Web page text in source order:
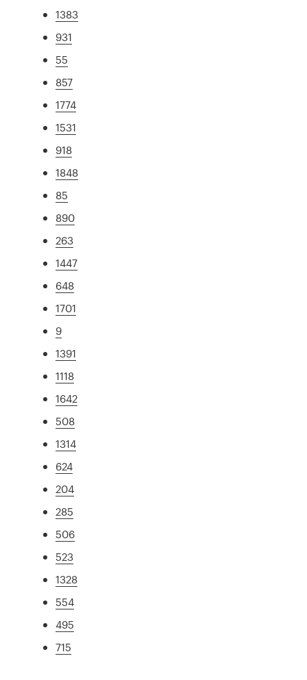
1383
931
55
857
1774
1531
918
1848
85
890
263
1447
648
1701
9
1391
1118
1642
508
1314
624
204
285
506
523
1328
554
495
715